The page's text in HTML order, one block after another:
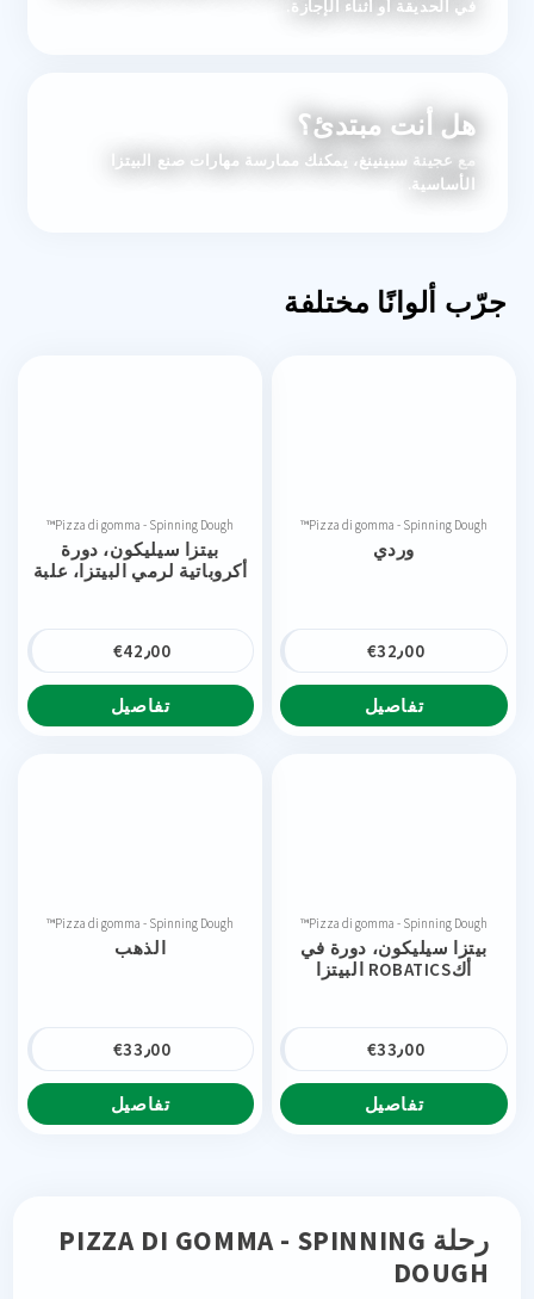
في الحديقة أو أثناء الإجازة.
هل أنت مبتدئ؟
مع عجينة سبينينغ، يمكنك ممارسة مهارات صنع البيتزا
الأساسية.
جرّب ألوانًا مختلفة
Pizza di gomma - Spinning Dough™
وردي
€ 32٫00
تفاصيل
Pizza di gomma - Spinning Dough™
بيتزا سيليكون، دورة
أكروباتية لرمي البيتزا، علبة
€ 42٫00
تفاصيل
Pizza di gomma - Spinning Dough™
بيتزا سيليكون، دورة في
أكROBATICS البيتزا
€ 33٫00
تفاصيل
Pizza di gomma - Spinning Dough™
الذهب
€ 33٫00
تفاصيل
رحلة PIZZA DI GOMMA - SPINNING
DOUGH